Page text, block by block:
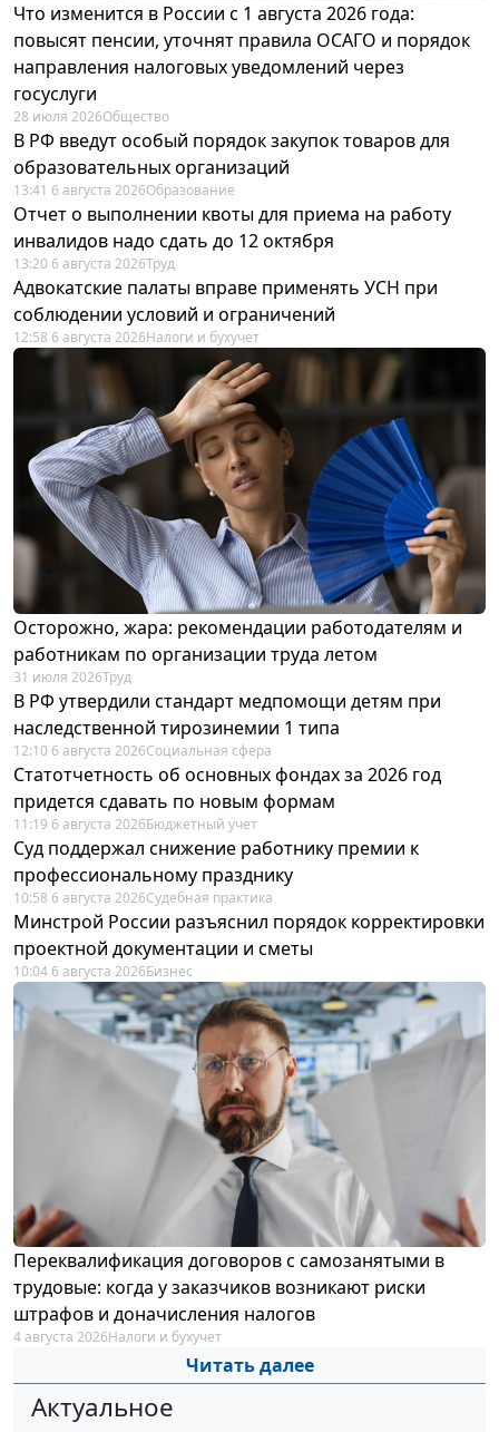
Что изменится в России с 1 августа 2026 года:
повысят пенсии, уточнят правила ОСАГО и порядок
направления налоговых уведомлений через
госуслуги
28 июля 2026Общество
В РФ введут особый порядок закупок товаров для
образовательных организаций
13:41 6 августа 2026Образование
Отчет о выполнении квоты для приема на работу
инвалидов надо сдать до 12 октября
13:20 6 августа 2026Труд
Адвокатские палаты вправе применять УСН при
соблюдении условий и ограничений
12:58 6 августа 2026Налоги и бухучет
Осторожно, жара: рекомендации работодателям и
работникам по организации труда летом
31 июля 2026Труд
В РФ утвердили стандарт медпомощи детям при
наследственной тирозинемии 1 типа
12:10 6 августа 2026Социальная сфера
Статотчетность об основных фондах за 2026 год
придется сдавать по новым формам
11:19 6 августа 2026Бюджетный учет
Суд поддержал снижение работнику премии к
профессиональному празднику
10:58 6 августа 2026Судебная практика
Минстрой России разъяснил порядок корректировки
проектной документации и сметы
10:04 6 августа 2026Бизнес
Переквалификация договоров с самозанятыми в
трудовые: когда у заказчиков возникают риски
штрафов и доначисления налогов
4 августа 2026Налоги и бухучет
Читать далее
Актуальное